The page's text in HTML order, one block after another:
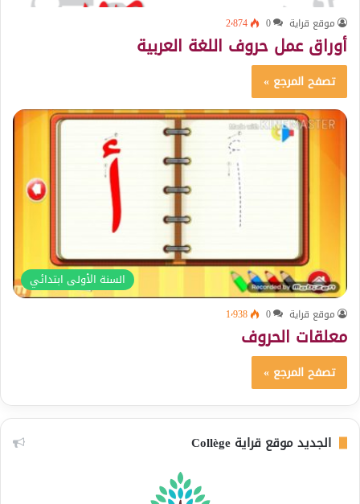
موقع قراية 0 2٬874
أوراق عمل حروف اللغة العربية
تصفح المرجع »
السنة الأولى ابتدائي
موقع قراية 0 1٬938
معلقات الحروف
تصفح المرجع »
الجديد موقع قراية Collège